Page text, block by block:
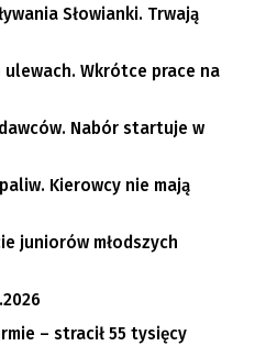
Słowianki. Trwają
Wkrótce prace na
Nabór startuje w
Kierowcy nie mają
juniorów młodszych
– stracił 55 tysięcy